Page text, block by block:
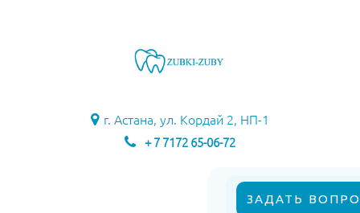
г. Астана, ул. Кордай 2, НП-1
+ 7 7172 65-06-72
ЗАДАТЬ